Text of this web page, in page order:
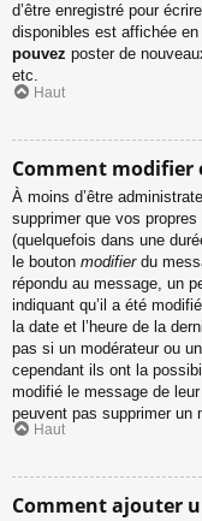
d’être enregistré pour
disponibles est affichée
pouvez poster de
etc.
Haut
Comment modifier
À moins d’être
supprimer que vos
(quelquefois dans une
le bouton modifierdu
répondu au message, un
indiquant qu’il a été
la date et l’heure de la
pas si un modérateur ou
cependant ils ont la
modifié le message de
peuvent pas supprimer un
Haut
Comment ajouter